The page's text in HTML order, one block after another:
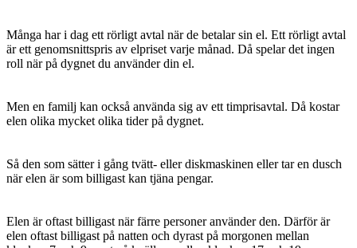
Många har i dag ett rörligt avtal när de betalar sin el. Ett rörligt avtal
är ett genomsnittspris av elpriset varje månad. Då spelar det ingen
roll när på dygnet du använder din el.
Men en familj kan också använda sig av ett timprisavtal. Då kostar
elen olika mycket olika tider på dygnet.
Så den som sätter i gång tvätt- eller diskmaskinen eller tar en dusch
när elen är som billigast kan tjäna pengar.
Elen är oftast billigast när färre personer använder den. Därför är
elen oftast billigast på natten och dyrast på morgonen mellan